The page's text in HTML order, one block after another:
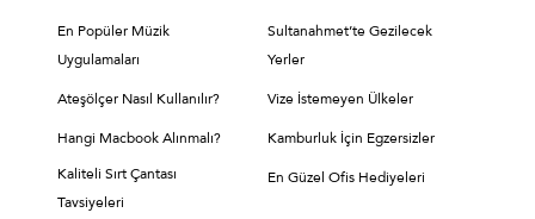
En Popüler Müzik
Uygulamaları
Sultanahmet’te Gezilecek
Yerler
Ateşölçer Nasıl Kullanılır? Vize İstemeyen Ülkeler
Hangi Macbook Alınmalı?
Kamburluk İçin Egzersizler
Kaliteli Sırt Çantası
Tavsiyeleri
En Güzel Ofis Hediyeleri